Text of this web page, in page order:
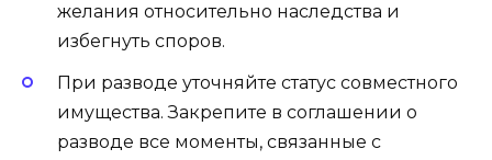
желания относительно наследства и
избегнуть споров.
При разводе уточняйте статус совместного
имущества. Закрепите в соглашении о
разводе все моменты, связанные с